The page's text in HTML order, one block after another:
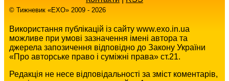
© Тижневик «EХO» 2009 - 2026
Використання публікацій із сайту www.exo.in.ua
можливе при умові зазначення імені автора та
джерела запозичення відповідно до Закону України
«Про авторське право і суміжні права» ст.21.
Редакція не несе відповідальності за зміст коментарів,